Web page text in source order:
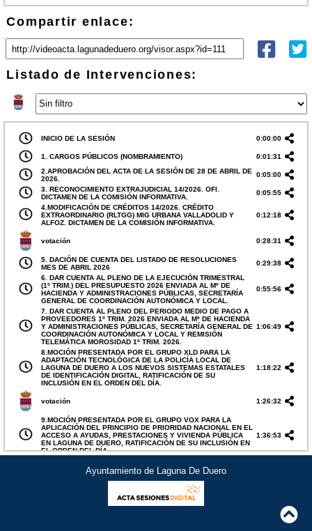
Compartir enlace:
Listado de Intervenciones:
INICIO DE LA SESIÓN 0:00:00
1. CARGOS PÚBLICOS (NOMBRAMIENTO)
0:01:31
2.APROBACIÓN DEL ACTA DE LA SESIÓN DE 28 DE ABRIL DE
2026.
0:05:00
3. RECONOCIMIENTO EXTRAJUDICIAL 14/2026. OFI.
DICTAMEN DE LA COMISIÓN INFORMATIVA.
0:05:55
4.MODIFICACIÓN DE CRÉDITOS 14/2026. CRÉDITO
EXTRAORDINARIO (RLTGG) MIG URBANA VALLADOLID Y
ALFOZ. DICTAMEN DE LA COMISIÓN INFORMATIVA.
0:12:18
votación 0:28:31
5. DACIÓN DE CUENTA DEL LISTADO DE RESOLUCIONES
MES DE ABRIL 2026
0:29:38
6. DAR CUENTA AL PLENO DE LA EJECUCIÓN TRIMESTRAL
(1º TRIM.) DEL PRESUPUESTO 2026 ENVIADA AL Mº DE
HACIENDA Y ADMINISTRACIONES PÚBLICAS, SECRETARÍA
GENERAL DE COORDINACIÓN AUTONÓMICA Y LOCAL.
0:55:56
7. DAR CUENTA AL PLENO DEL PERIODO MEDIO DE PAGO A
PROVEEDORES 1º TRIM. 2026 ENVIADA AL Mº DE HACIENDA
Y ADMINISTRACIONES PÚBLICAS, SECRETARÍA GENERAL DE
COORDINACIÓN AUTONÓMICA Y LOCAL Y REMISIÓN
TELEMÁTICA MOROSIDAD 1º TRIM. 2026.
1:06:49
8.MOCIÓN PRESENTADA POR EL GRUPO XLD PARA LA
ADAPTACIÓN TECNOLÓGICA DE LA POLICÍA LOCAL DE
LAGUNA DE DUERO A LOS NUEVOS SISTEMAS ESTATALES
DE IDENTIFICACIÓN DIGITAL, RATIFICACIÓN DE SU
INCLUSIÓN EN EL ORDEN DEL DÍA.
1:18:22
votación 1:26:32
9.MOCIÓN PRESENTADA POR EL GRUPO VOX PARA LA
APLICACIÓN DEL PRINCIPIO DE PRIORIDAD NACIONAL EN EL
ACCESO A AYUDAS, PRESTACIONES Y VIVIENDA PÚBLICA
EN LAGUNA DE DUERO, RATIFICACIÓN DE SU INCLUSIÓN EN
EL ORDEN DEL DÍA.
1:36:53
10.MOCIÓN IU-PODEMOS PARA GARANTIZAR LA INCLUSIÓN
DE LAS PERSONAS SORDAS EN LOS ACTOS Y EVENTOS
Ayuntamiento de Laguna De Duero